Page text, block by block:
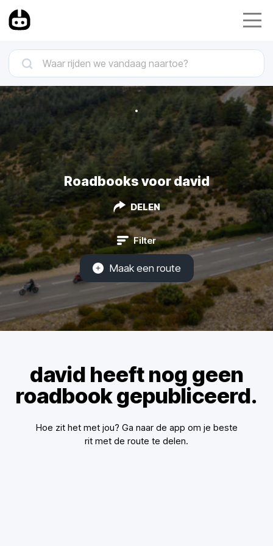
Roadbooks voor david
DELEN
Filter
Maak een route
david heeft nog geen
roadbook gepubliceerd.
Hoe zit het met jou? Ga naar de app om je beste
rit met de route te delen.